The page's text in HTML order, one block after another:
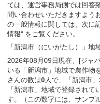
ては、運営事務局側では回答
問い合わせいただきますよう
の一般情報に関しては、次に
情報" をご覧ください。
「新潟市（にいがたし）」 地
2026年08月09日現在、[ジャ
いる「新潟市」地域で農作物
さんの数は0人で、「新潟市
「新潟市」地域で登録されて
す。（この数字には、サンプ